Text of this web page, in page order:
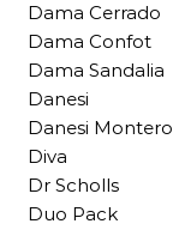
Dama Cerrado
Dama Confot
Dama Sandalia
Danesi
Danesi Montero
Diva
Dr Scholls
Duo Pack